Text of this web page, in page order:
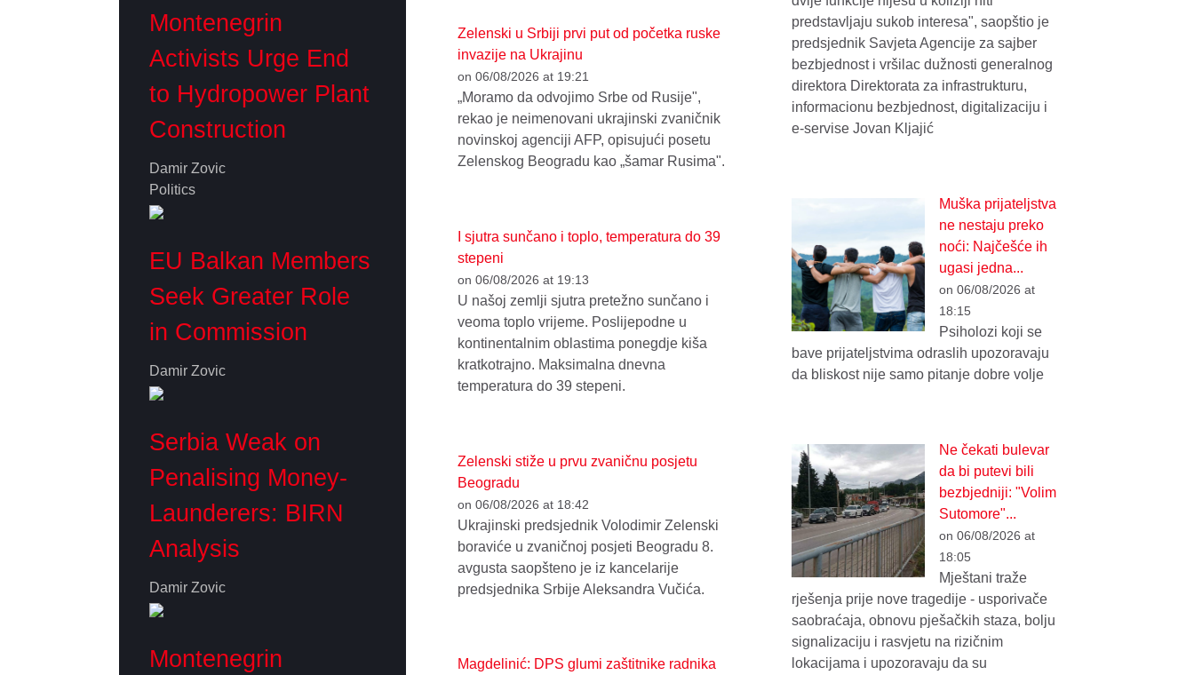
Montenegrin
Activists Urge End
to Hydropower Plant
Construction
Damir Zovic
Politics
EU Balkan Members
Seek Greater Role
in Commission
Damir Zovic
Serbia Weak on
Penalising Money-
Launderers: BIRN
Analysis
Damir Zovic
Montenegrin
Zelenski u Srbiji prvi put od početka ruske
invazije na Ukrajinu
on 06/08/2026 at 19:21
„Moramo da odvojimo Srbe od Rusije",
rekao je neimenovani ukrajinski zvaničnik
novinskoj agenciji AFP, opisujući posetu
Zelenskog Beogradu kao „šamar Rusima".
I sjutra sunčano i toplo, temperatura do 39
stepeni
on 06/08/2026 at 19:13
U našoj zemlji sjutra pretežno sunčano i
veoma toplo vrijeme. Poslijepodne u
kontinentalnim oblastima ponegdje kiša
kratkotrajno. Maksimalna dnevna
temperatura do 39 stepeni.
Zelenski stiže u prvu zvaničnu posjetu
Beogradu
on 06/08/2026 at 18:42
Ukrajinski predsjednik Volodimir Zelenski
boraviće u zvaničnoj posjeti Beogradu 8.
avgusta saopšteno je iz kancelarije
predsjednika Srbije Aleksandra Vučića.
Magdelinić: DPS glumi zaštitnike radnika
predstavljaju sukob interesa", saopštio je
predsjednik Savjeta Agencije za sajber
bezbjednost i vršilac dužnosti generalnog
direktora Direktorata za infrastrukturu,
informacionu bezbjednost, digitalizaciju i
e-servise Jovan Kljajić
Muška prijateljstva
ne nestaju preko
noći: Najčešće ih
ugasi jedna...
on 06/08/2026 at
18:15
Psiholozi koji se
bave prijateljstvima odraslih upozoravaju
da bliskost nije samo pitanje dobre volje
Ne čekati bulevar
da bi putevi bili
bezbjedniji: "Volim
Sutomore"...
on 06/08/2026 at
18:05
Mještani traže
rješenja prije nove tragedije - usporivače
saobraćaja, obnovu pješačkih staza, bolju
signalizaciju i rasvjetu na rizičnim
lokacijama i upozoravaju da su